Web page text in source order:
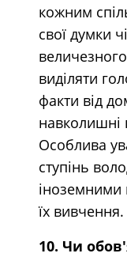
кожним
свої думки
виділяти
факти від
навколишні
Особлива
ступінь
іноземними
їх вивчення.
10. Чи